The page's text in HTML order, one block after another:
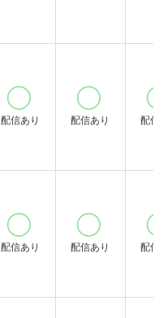
配信あり 配信あり 配信
配信あり 配信あり 配信